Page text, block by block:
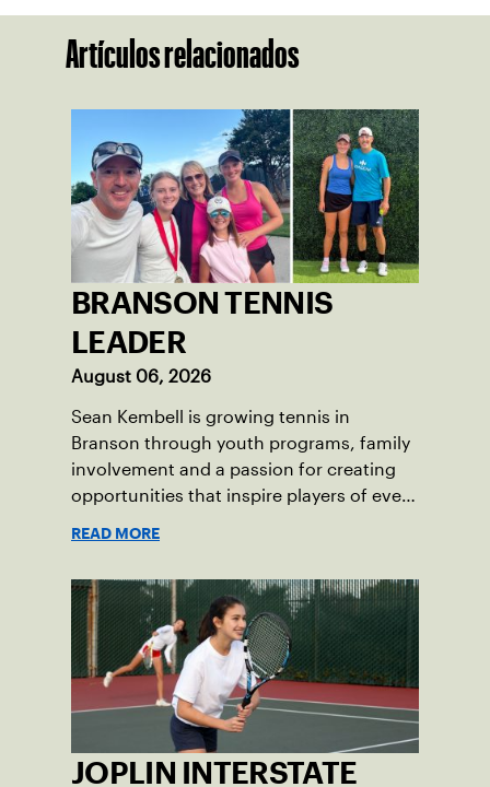
Artículos relacionados
BRANSON TENNIS
LEADER
August 06, 2026
Sean Kembell is growing tennis in
Branson through youth programs, family
involvement and a passion for creating
opportunities that inspire players of every
READ MORE
JOPLIN INTERSTATE